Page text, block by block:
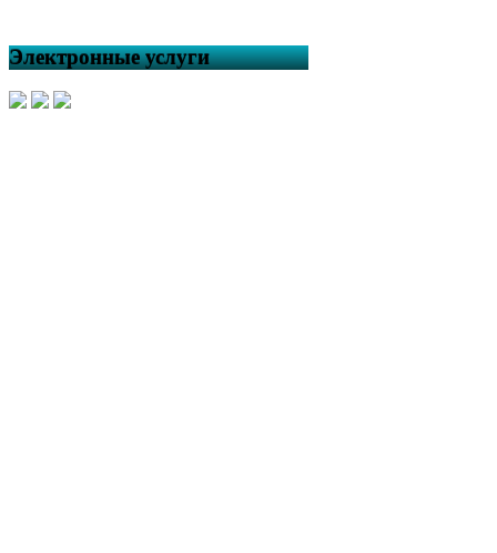
Электронные услуги